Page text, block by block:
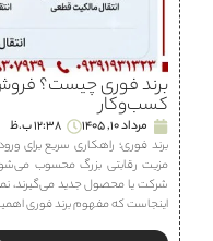
برند فوری چیست؟
کسب‌وکار
مرداد 10, 1405
12:38 ب.ظ
برند فوری؛ راهکاری سریع برای
مزیت رقابتی بزرگ محسوب می‌شود.
شرکت یا محصول جدید می‌گیرند،
اینجاست که مفهوم برند فوری